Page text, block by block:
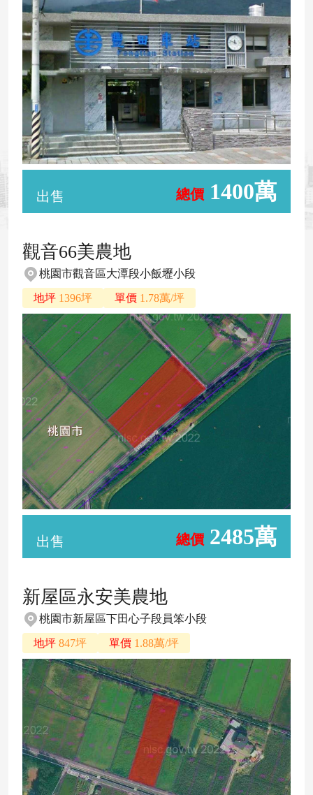
出售 總價 1400萬
觀音66美農地
桃園市觀音區大潭段小飯壢小段
地坪 1396坪 單價 1.78萬/坪
出售 總價 2485萬
新屋區永安美農地
桃園市新屋區下田心子段員笨小段
地坪 847坪 單價 1.88萬/坪